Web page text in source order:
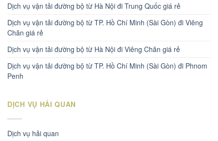
Dịch vụ vận tải đường bộ từ Hà Nội đi Trung Quốc giá rẻ
Dịch vụ vận tải đường bộ từ TP. Hồ Chí Minh (Sài Gòn) đi Viêng
Chăn giá rẻ
Dịch vụ vận tải đường bộ từ Hà Nội đi Viêng Chăn giá rẻ
Dịch vụ vận tải đường bộ từ TP. Hồ Chí Minh (Sài Gòn) đi Phnom
Penh
DỊCH VỤ HẢI QUAN
Dịch vụ hải quan